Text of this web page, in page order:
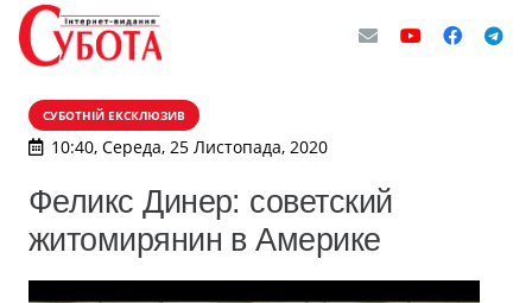
СУБОТНІЙ ЕКСКЛЮЗИВ
10:40, Середа, 25 Листопада, 2020
Феликс Динер: советский
житомирянин в Америке